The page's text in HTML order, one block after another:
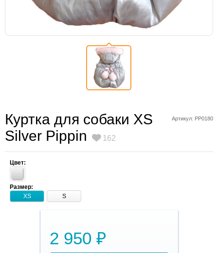
Артикул: PP0180
Куртка для собаки XS
Silver Pippin
162
Цвет:
Размер:
XS
S
2 950 ₽